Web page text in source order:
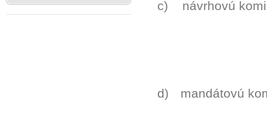
c)
návrhovú
d)
mandátovú